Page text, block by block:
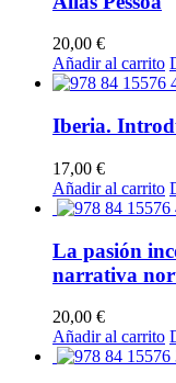
20,00 €
Añadir al carrito
Iberia.
17,00 €
Añadir al carrito
La pasión
narrativa
20,00 €
Añadir al carrito